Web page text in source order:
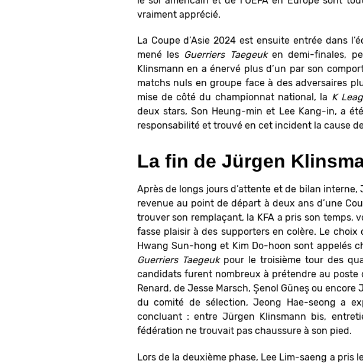
vraiment apprécié.
La Coupe d’Asie 2024 est ensuite entrée dans
mené les Guerriers Taegeuken demi-finales,
Klinsmann en a énervé plus d’un par son
matchs nuls en groupe face à des adversaires
mise de côté du championnat national, la K
deux stars, Son Heung-min et Lee Kang-in, a
responsabilité et trouvé en cet incident la cause
La fin de Jürgen
Après de longs jours d’attente et de bilan
revenue au point de départ à deux ans d’une
trouver son remplaçant, la KFA a pris son
fasse plaisir à des supporters en colère. Le
Hwang Sun-hong et Kim Do-hoon sont appelés
Guerriers Taegeuk pour le troisième tour des
candidats furent nombreux à prétendre au poste
Renard, de Jesse Marsch, Şenol Güneş ou encore
du comité de sélection, Jeong Hae-seong a
concluant : entre Jürgen Klinsmann bis,
fédération ne trouvait pas chaussure à son pied.
Lors de la deuxième phase, Lee Lim-saeng a pris